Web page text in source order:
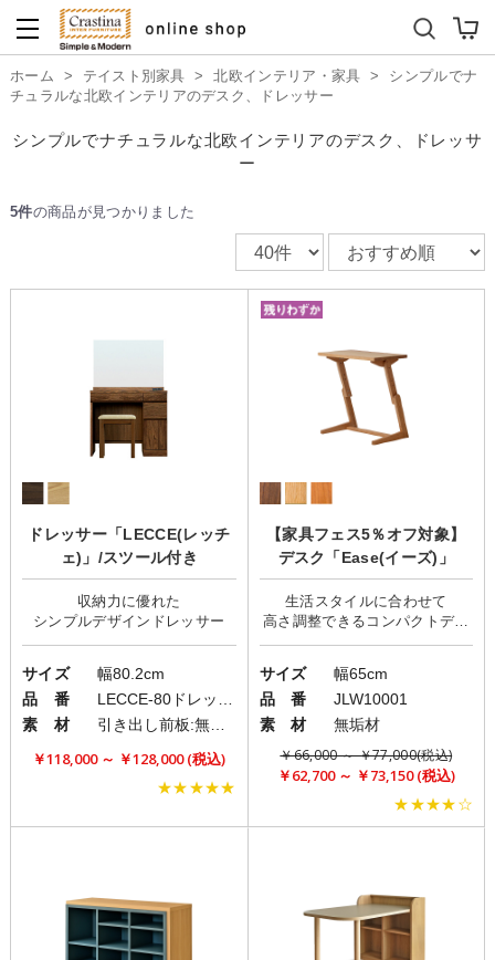
ダイニングテーブルセット
ホーム > テイスト別家具 > 北欧インテリア・家具 >
シンプルでナ
チュラルな北欧インテリアのデスク、ドレッサー
シンプルでナチュラルな北欧インテリアのデスク、ドレッサ
ー
5件の商品が見つかりました
ドレッサー「LECCE(レッチ
ェ)」/スツール付き
収納力に優れた
サイズ
幅80.2cm
品 番
素 材
引き出し前板:無垢板/扉・天板・側板:突板
￥118,000 ～ ￥128,000 (税込)
★★★★★
【家具フェス5％オフ対象】
デスク「Ease(イーズ)」
生活スタイルに合わせて
高さ調整できるコンパクトデス
ク
サイズ
幅65cm
品 番
JLW10001
素 材
無垢材
￥66,000 ～ ￥77,000(税込)
￥62,700 ～ ￥73,150 (税込)
★★★★☆